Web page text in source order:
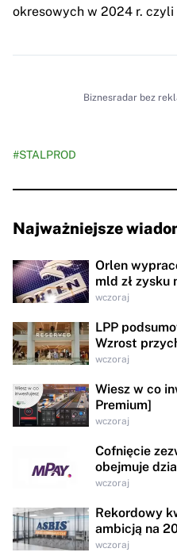
okresowych w 2024 r.
Biznesradar bez
#STALPROD
Najważniejsze
Orlen
mld zł zysku
wczoraj
LPP
Wzrost
wczoraj
Wiesz w co
Premium]
wczoraj
Cofnięcie
obejmuje
wczoraj
Rekordowy
ambicją na
rentowności
wczoraj